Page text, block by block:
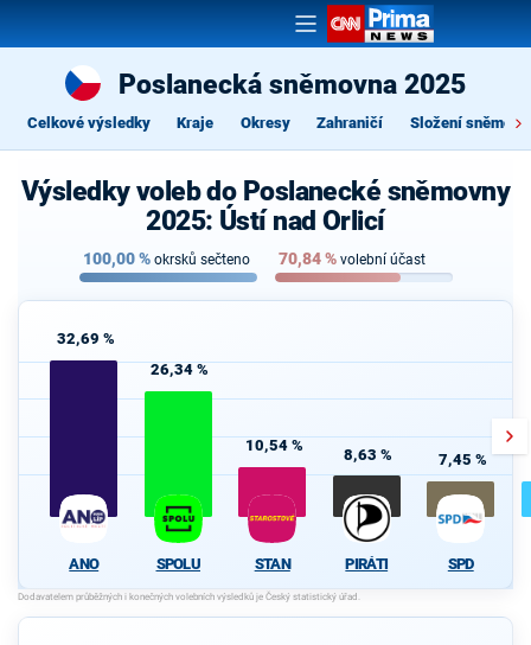
Poslanecká sněmovna 2025
Celkové výsledky Kraje Okresy Zahraničí Složení
Výsledky voleb do Poslanecké sněmovny
2025: Ústí nad Orlicí
100,00% okrsků sečteno 70,84% volební účast
32,69 %
ANO
26,34 %
SPOLU
10,54 %
STAN
8,63 %
PIRÁTI
7,45 %
SPD